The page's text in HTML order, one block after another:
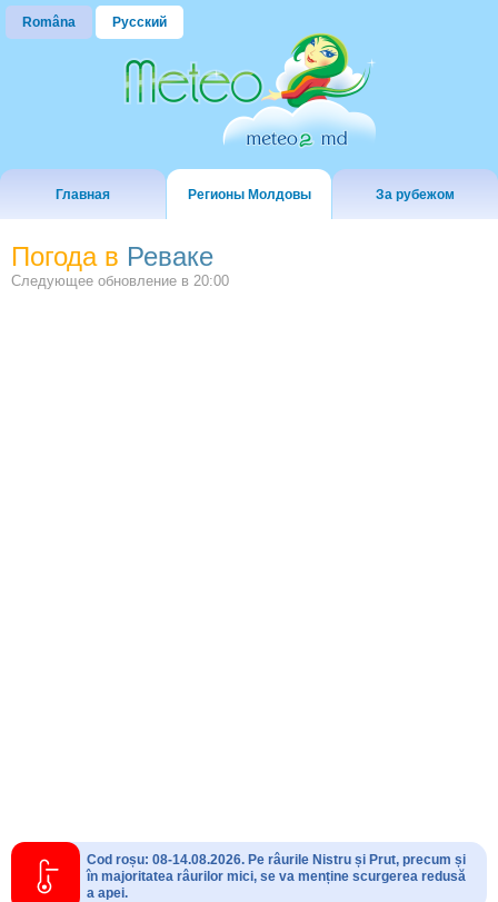
Româna Русский
Главная Регионы Молдовы За рубежом
Погода в Реваке
Следующее обновление в 20:00
Cod roșu: 08-14.08.2026. Pe râurile Nistru și Prut, precum și
în majoritatea râurilor mici, se va menține scurgerea redusă
a apei.